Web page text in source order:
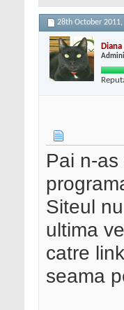
28th October 2011,
Diana
Pai n-
Siteul
ultima
catre
seama